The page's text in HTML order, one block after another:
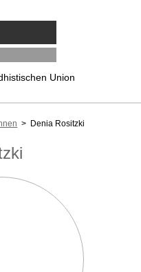
Union
> Denia Rositzki